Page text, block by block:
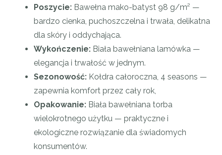
Poszycie: Bawełna mako-batyst 98 g/m² —
bardzo cienka, puchoszczelna i trwała, delikatna
dla skóry i oddychająca.
Wykończenie: Biała bawełniana lamówka —
elegancja i trwałość w jednym.
Sezonowość: Kołdra całoroczna, 4 seasons —
zapewnia komfort przez cały rok,
Opakowanie: Biała bawełniana torba
wielokrotnego użytku — praktyczne i
ekologiczne rozwiązanie dla świadomych
konsumentów.